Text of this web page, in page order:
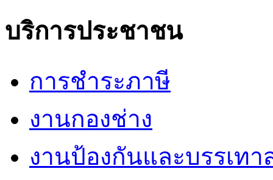
บริการประชาชน
การชำระภาษี
งานกองช่าง
งานป้องกันและบรรเท